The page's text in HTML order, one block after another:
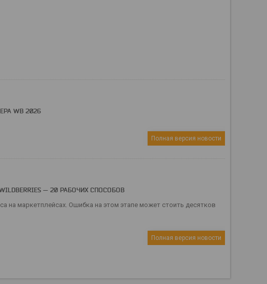
WB 2026
Полная версия новости
— 20 РАБОЧИХ СПОСОБОВ
на маркетплейсах. Ошибка на этом этапе может стоить десятков
Полная версия новости